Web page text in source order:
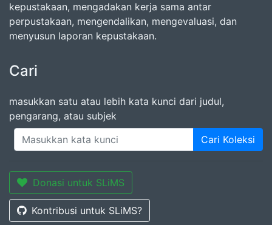
kepustakaan, mengadakan kerja sama antar
perpustakaan, mengendalikan, mengevaluasi, dan
menyusun laporan kepustakaan.
Cari
masukkan satu atau lebih kata kunci dari judul,
pengarang, atau subjek
Cari Koleksi
Donasi untuk SLiMS
Kontribusi untuk SLiMS?